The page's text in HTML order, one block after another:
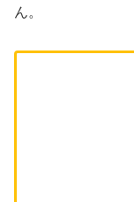
ん。